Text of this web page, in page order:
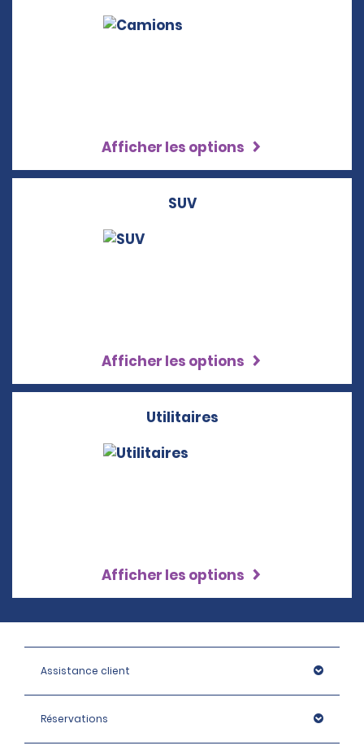
Afficher les options
SUV
Afficher les options
Utilitaires
Afficher les options
Assistance client
Réservations